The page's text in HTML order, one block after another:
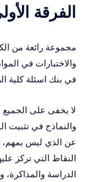
الفرقة
مجموعة رائعة من
والاختبارات في
في بنك اسئلة كلية
لا يخفى على الجميع
والنماذج في تثبيت
عن الذي ليس بمهم،
النقاط التي تركز
الدراسة